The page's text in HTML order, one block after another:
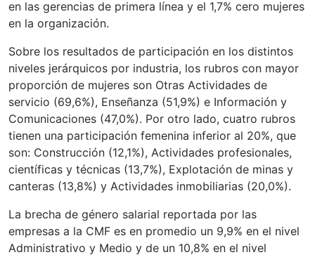
en las gerencias de primera línea y el 1,7% cero mujeres
en la organización.
Sobre los resultados de participación en los distintos
niveles jerárquicos por industria, los rubros con mayor
proporción de mujeres son Otras Actividades de
servicio (69,6%), Enseñanza (51,9%) e Información y
Comunicaciones (47,0%). Por otro lado, cuatro rubros
tienen una participación femenina inferior al 20%, que
son: Construcción (12,1%), Actividades profesionales,
científicas y técnicas (13,7%), Explotación de minas y
canteras (13,8%) y Actividades inmobiliarias (20,0%).
La brecha de género salarial reportada por las
empresas a la CMF es en promedio un 9,9% en el nivel
Administrativo y Medio y de un 10,8% en el nivel